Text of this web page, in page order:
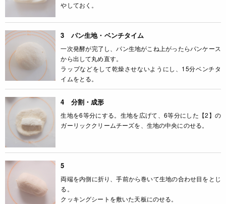
やしておく。
3 パン生地・ベンチタイム
一次発酵が完了し、パン生地がこね上がったらパンケース
から出して丸め直す。
ラップなどをして乾燥させないようにし、15分ベンチタ
イムをとる。
4 分割・成形
生地を6等分にする。生地を広げて、6等分にした【2】の
ガーリッククリームチーズを、生地の中央にのせる。
5
両端を内側に折り、手前から巻いて生地の合わせ目をとじ
る。
クッキングシートを敷いた天板にのせる。